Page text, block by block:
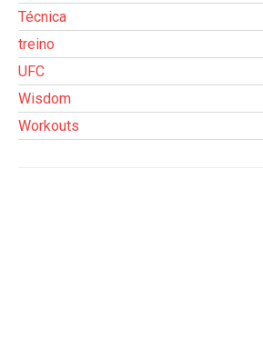
Técnica
treino
UFC
Wisdom
Workouts